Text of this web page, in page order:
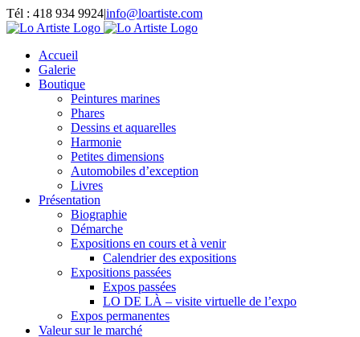
Passer
au
Tél : 418 934 9924|info@loartiste.com
Facebook
Instagram
Email
Pinterest
YouTube
Accueil
Galerie
Boutique
Peintures marines
Phares
Dessins et aquarelles
Harmonie
Petites dimensions
Automobiles d’exception
Livres
Présentation
Biographie
Démarche
Expositions en cours et à venir
Calendrier des expositions
Expositions passées
Expos passées
LO DE LÀ – visite virtuelle de l’expo
Expos permanentes
Valeur sur le marché